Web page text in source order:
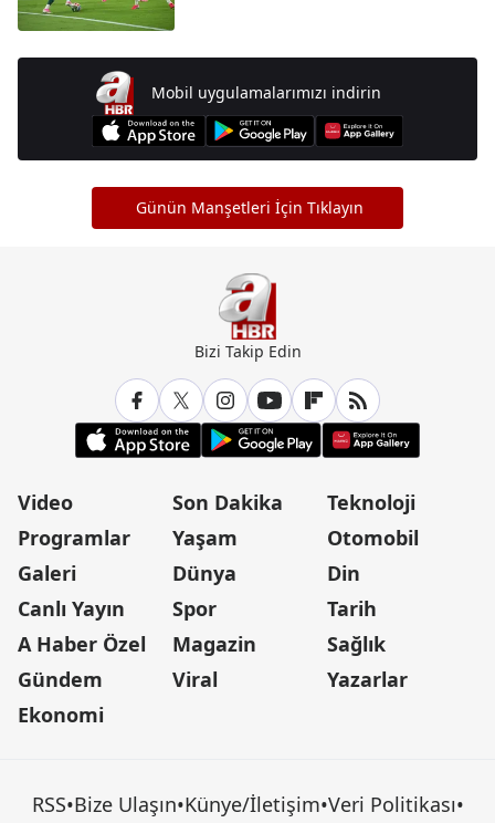
Mobil uygulamalarımızı indirin
Günün Manşetleri İçin Tıklayın
Bizi Takip Edin
Video
Programlar
Galeri
Canlı Yayın
A Haber Özel
Gündem
Ekonomi
Son Dakika
Yaşam
Dünya
Spor
Magazin
Viral
Teknoloji
Otomobil
Din
Tarih
Sağlık
Yazarlar
RSS•Bize Ulaşın•Künye/İletişim•Veri Politikası•